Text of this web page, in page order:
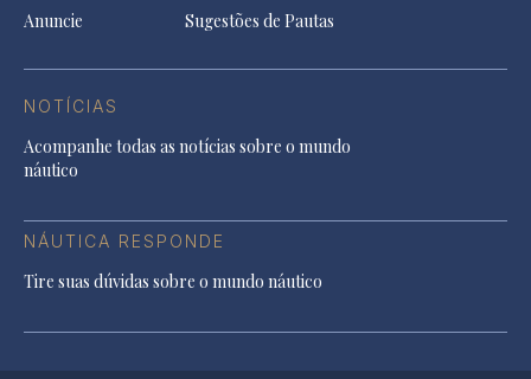
Anuncie
Sugestões de Pautas
NOTÍCIAS
Acompanhe todas as notícias sobre o mundo
náutico
NÁUTICA RESPONDE
Tire suas dúvidas sobre o mundo náutico